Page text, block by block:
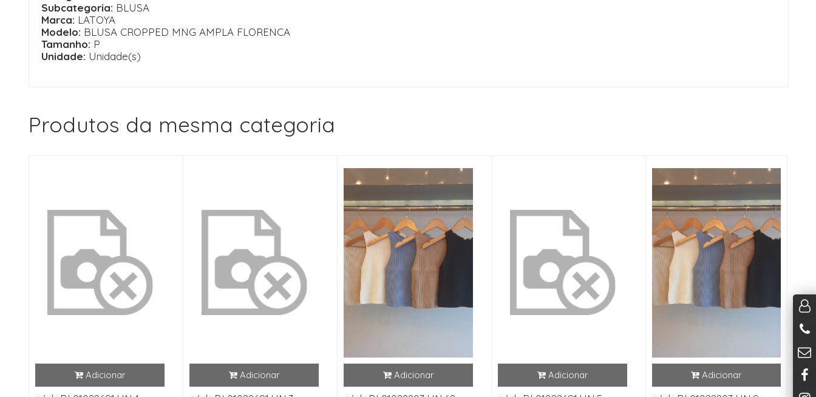
Subcategoria: BLUSA
Marca: LATOYA
Modelo: BLUSA CROPPED MNG AMPLA FLORENCA
Tamanho: P
Unidade: Unidade(s)
Produtos da mesma categoria